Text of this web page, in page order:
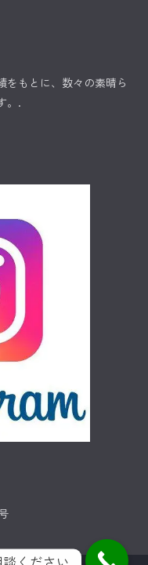
をもとに、数々の素晴ら
。.
ください